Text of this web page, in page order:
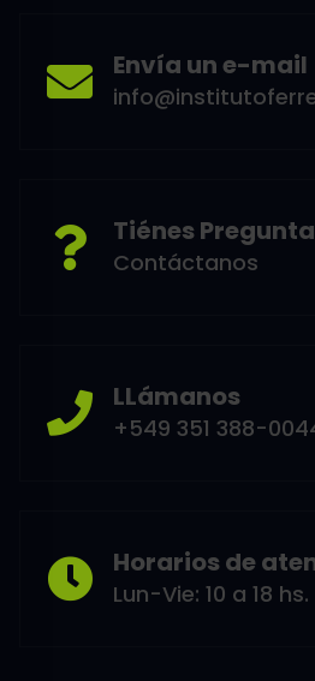
Envía un e-mail
Tiénes
Contáctanos
LLámanos
+549 351 388-
Horarios de
Lun-Vie: 10 a 18 hs.